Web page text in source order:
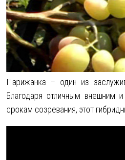
Парижанка – один из
Благодаря отличным внешним
срокам созревания, этот